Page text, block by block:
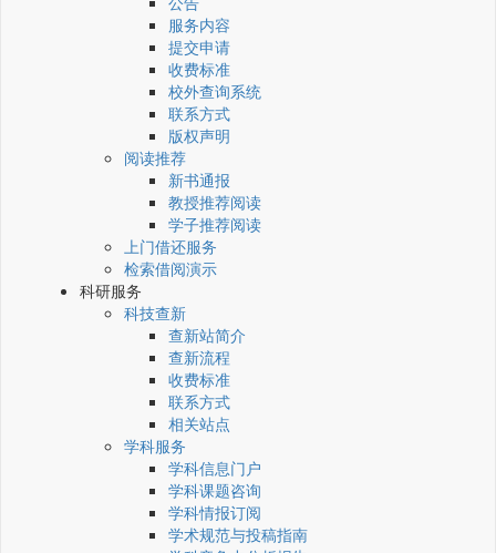
服务内容
提交申请
收费标准
校外查询系统
联系方式
版权声明
阅读推荐
新书通报
教授推荐阅读
学子推荐阅读
上门借还服务
检索借阅演示
科研服务
科技查新
查新站简介
查新流程
收费标准
联系方式
相关站点
学科服务
学科信息门户
学科课题咨询
学科情报订阅
学术规范与投稿指南